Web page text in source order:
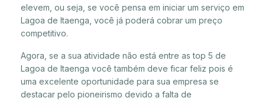
elevem, ou seja, se você pensa em iniciar um serviço em
Lagoa de Itaenga, você já poderá cobrar um preço
competitivo.
Agora, se a sua atividade não está entre as top 5 de
Lagoa de Itaenga você também deve ficar feliz pois é
uma excelente oportunidade para sua empresa se
destacar pelo pioneirismo devido a falta de